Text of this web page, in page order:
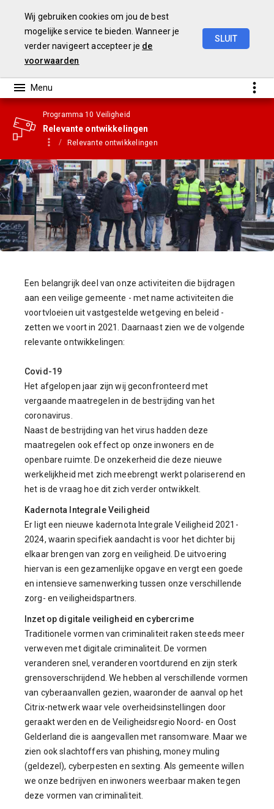
Programma 10 Veiligheid
Relevante ontwikkelingen
Relevante ontwikkelingen
Een belangrijk deel van onze activiteiten die bijdragen
aan een veilige gemeente - met name activiteiten die
voortvloeien uit vastgestelde wetgeving en beleid -
zetten we voort in 2021. Daarnaast zien we de volgende
relevante ontwikkelingen:
Covid-19
Het afgelopen jaar zijn wij geconfronteerd met
vergaande maatregelen in de bestrijding van het
coronavirus.
Naast de bestrijding van het virus hadden deze
maatregelen ook effect op onze inwoners en de
openbare ruimte. De onzekerheid die deze nieuwe
werkelijkheid met zich meebrengt werkt polariserend en
het is de vraag hoe dit zich verder ontwikkelt.
Kadernota Integrale Veiligheid
Er ligt een nieuwe kadernota Integrale Veiligheid 2021-
2024, waarin specifiek aandacht is voor het dichter bij
elkaar brengen van zorg en veiligheid. De uitvoering
hiervan is een gezamenlijke opgave en vergt een goede
en intensieve samenwerking tussen onze verschillende
zorg- en veiligheidspartners.
Inzet op digitale veiligheid en cybercrime
Traditionele vormen van criminaliteit raken steeds meer
verweven met digitale criminaliteit. De vormen
veranderen snel, veranderen voortdurend en zijn sterk
grensoverschrijdend. We hebben al verschillende vormen
van cyberaanvallen gezien, waaronder de aanval op het
Citrix-netwerk waar vele overheidsinstellingen door
geraakt werden en de Veiligheidsregio Noord- en Oost
Gelderland die is aangevallen met ransomware. Maar we
zien ook slachtoffers van phishing, money muling
(geldezel), cyberpesten en sexting. Als gemeente willen
we onze bedrijven en inwoners weerbaar maken tegen
deze vormen van criminaliteit.
Wij gebruiken cookies om jou de best
mogelijke service te bieden. Wanneer je
verder navigeert accepteer je de
voorwaarden
SLUIT